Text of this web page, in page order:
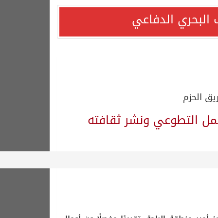
باستقرار السوق البترولية
الداعم لمغربية الصحراء*
البحري الدفاعي
الحزم
التطوعي ونشر ثقافته